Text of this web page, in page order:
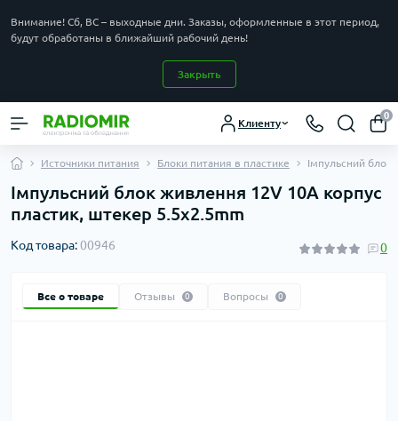
Внимание! Сб, ВС – выходные дни. Заказы, оформленные в этот период,
будут обработаны в ближайший рабочий день!
Закрыть
Клиенту
0
Источники питания Блоки питания в пластике Імпульсний
Імпульсний блок живлення 12V 10A корпус
пластик, штекер 5.5x2.5mm
Код товара:00946 0
Все о товаре Отзывы 0 Вопросы 0